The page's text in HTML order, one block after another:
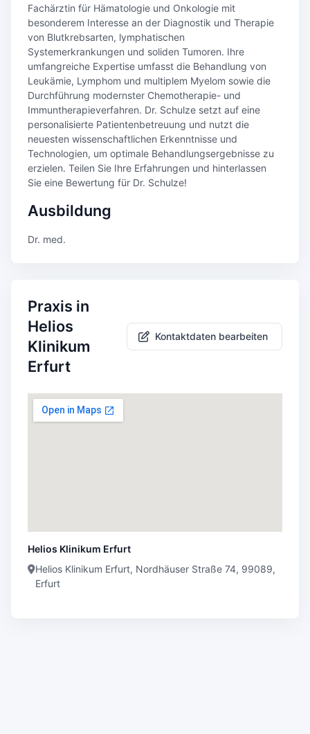
Fachärztin für Hämatologie und Onkologie mit
besonderem Interesse an der Diagnostik und Therapie
von Blutkrebsarten, lymphatischen
Systemerkrankungen und soliden Tumoren. Ihre
umfangreiche Expertise umfasst die Behandlung von
Leukämie, Lymphom und multiplem Myelom sowie die
Durchführung modernster Chemotherapie- und
Immuntherapieverfahren. Dr. Schulze setzt auf eine
personalisierte Patientenbetreuung und nutzt die
neuesten wissenschaftlichen Erkenntnisse und
Technologien, um optimale Behandlungsergebnisse zu
erzielen. Teilen Sie Ihre Erfahrungen und hinterlassen
Sie eine Bewertung für Dr. Schulze!
Ausbildung
Dr. med.
Praxis in
Helios
Klinikum
Erfurt
Kontaktdaten bearbeiten
Helios Klinikum Erfurt
Helios Klinikum Erfurt, Nordhäuser Straße 74, 99089,
Erfurt